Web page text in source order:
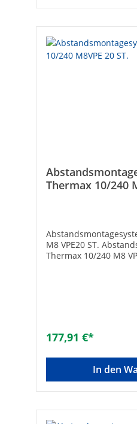
Thermax 10/240
M8 VPE20 ST.
Thermax 10/240 M8
177,91 €*
In den